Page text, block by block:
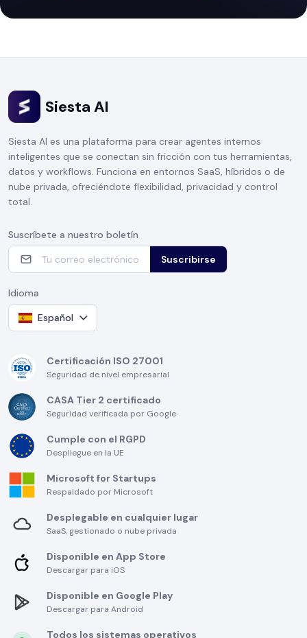
Siesta AI
Siesta AI es una plataforma para crear agentes internos
inteligentes que se conectan sin fricción con tus herramientas,
datos y workflows. Funciona en entornos SaaS, híbridos o de
nube privada, ofreciéndote flexibilidad, privacidad y control
total.
Suscríbete a nuestro boletín
Suscribirse
Idioma
Español
Certificación ISO 27001
Seguridad de nivel empresarial
CASA Tier 2 certificado
Seguridad verificada por Google
Cumple con el RGPD
Despliegue en la UE
Microsoft for Startups
Respaldado por Microsoft
Desplegable en cualquier lugar
SaaS, gestionado o nube privada
Disponible en App Store
Descargar para iOS
Disponible en Google Play
Descargar para Android
Todos los sistemas operativos